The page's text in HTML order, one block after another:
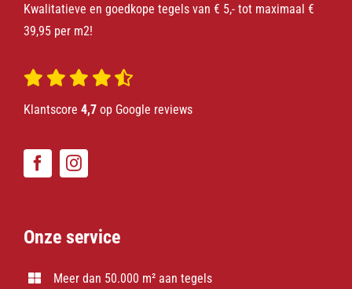
Kwalitatieve en goedkope tegels van € 5,- tot maximaal €
39,95 per m2!
Klantscore 4,7op Google reviews
Onze service
Meer dan 50.000 m² aan tegels